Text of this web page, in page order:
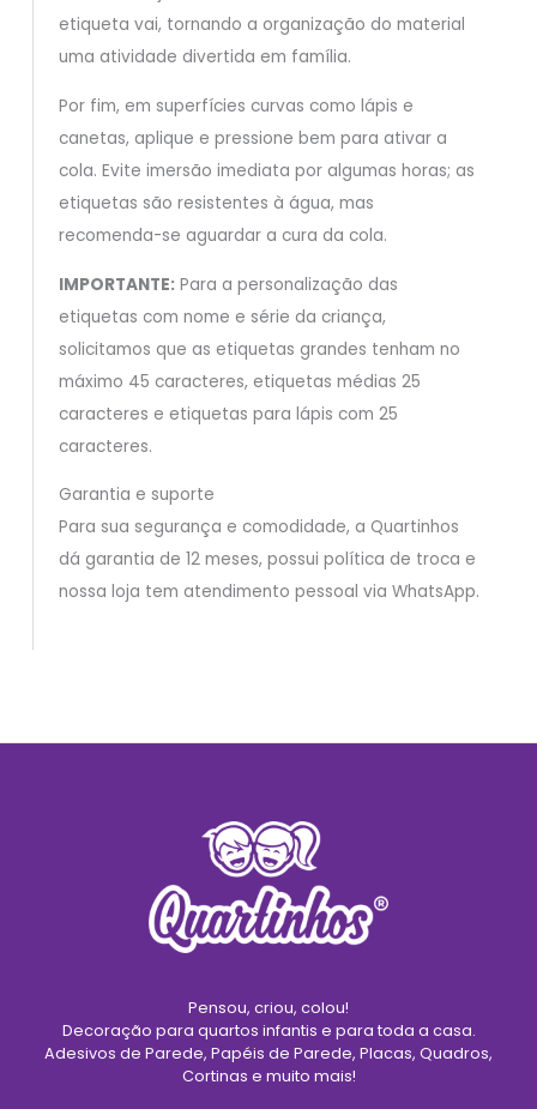
etiqueta vai, tornando a organização do material
uma atividade divertida em família.
Por fim, em superfícies curvas como lápis e
canetas, aplique e pressione bem para ativar a
cola. Evite imersão imediata por algumas horas; as
etiquetas são resistentes à água, mas
recomenda-se aguardar a cura da cola.
IMPORTANTE:Para a personalização das
etiquetas com nome e série da criança,
solicitamos que as etiquetas grandes tenham no
máximo 45 caracteres, etiquetas médias 25
caracteres e etiquetas para lápis com 25
caracteres.
Garantia e suporte
Para sua segurança e comodidade, a Quartinhos
dá garantia de 12 meses, possui política de troca e
nossa loja tem atendimento pessoal via WhatsApp.
Pensou, criou, colou!
Decoração para quartos infantis e para toda a casa.
Adesivos de Parede, Papéis de Parede, Placas, Quadros,
Cortinas e muito mais!